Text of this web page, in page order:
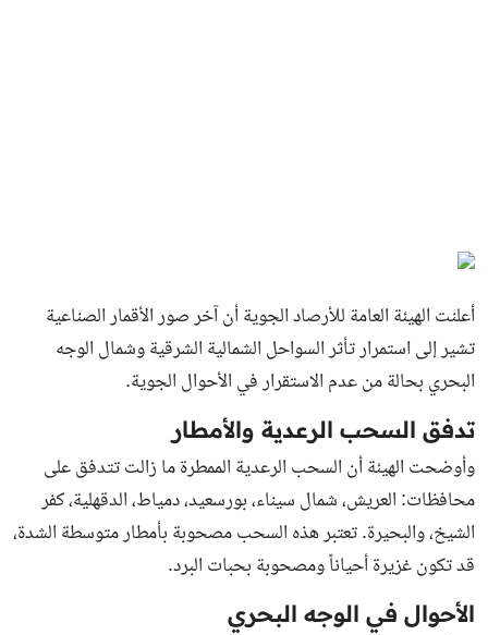
أعلنت الهيئة العامة للأرصاد الجوية أن آخر صور الأقمار الصناعية
تشير إلى استمرار تأثر السواحل الشمالية الشرقية وشمال الوجه
البحري بحالة من عدم الاستقرار في الأحوال الجوية.
تدفق السحب الرعدية والأمطار
وأوضحت الهيئة أن السحب الرعدية الممطرة ما زالت تتدفق على
محافظات: العريش، شمال سيناء، بورسعيد، دمياط، الدقهلية، كفر
الشيخ، والبحيرة. تعتبر هذه السحب مصحوبة بأمطار متوسطة الشدة،
قد تكون غزيرة أحياناً ومصحوبة بحبات البرد.
الأحوال في الوجه البحري